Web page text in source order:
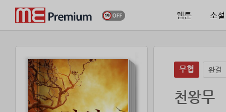
웹툰 소설
무협 완결
천왕무